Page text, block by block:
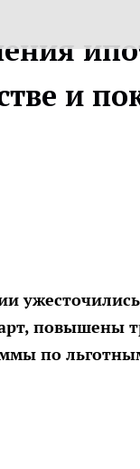
и
повышены
по